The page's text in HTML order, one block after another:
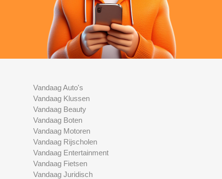
Vandaag Auto's
Vandaag Klussen
Vandaag Beauty
Vandaag Boten
Vandaag Motoren
Vandaag Rijscholen
Vandaag Entertainment
Vandaag Fietsen
Vandaag Juridisch